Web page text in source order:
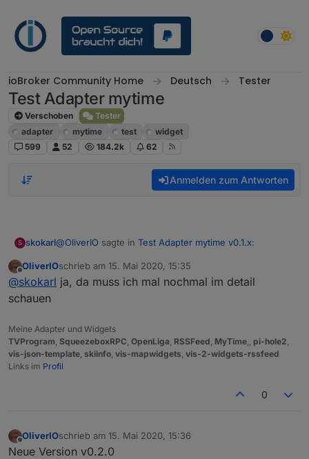
ioBroker Community Home Deutsch Tester
Test Adapter mytime
Verschoben
Tester
adapter
mytime test
widget
599
52 184.2k 62
Anmelden zum Antworten
S skokarl@OliverIO sagte in Test Adapter mytime v0.1.x:
https://github.com/oweitman/iobroker.mytime
Offline
OliverIOschrieb am 15. Mai 2020, 15:35
zuletzt editiert von
@skokarl ja, da muss ich mal nochmal im detail
schauen
Meine Adapter und Widgets
TVProgram, SqueezeboxRPC, OpenLiga, RSSFeed, MyTime,, pi-hole2,
vis-json-template, skiinfo, vis-mapwidgets, vis-2-widgets-rssfeed
Links im Profil
0
Offline
OliverIOschrieb am 15. Mai 2020, 15:36
zuletzt editiert von
Neue Version v0.2.0